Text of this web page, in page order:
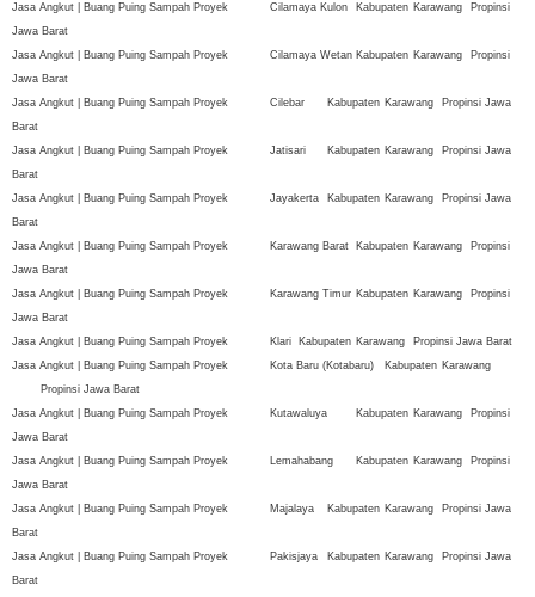
Jasa Angkut | Buang Puing Sampah Proyek
Cilamaya Kulon Kabupaten Karawang
Propinsi
Jawa Barat
Jasa Angkut | Buang Puing Sampah Proyek
Cilamaya Wetan Kabupaten Karawang
Propinsi
Jawa Barat
Jasa Angkut | Buang Puing Sampah Proyek
Cilebar Kabupaten Karawang
Propinsi Jawa
Barat
Jasa Angkut | Buang Puing Sampah Proyek
Jatisari Kabupaten Karawang
Propinsi Jawa
Barat
Jasa Angkut | Buang Puing Sampah Proyek
Jayakerta Kabupaten Karawang
Propinsi Jawa
Barat
Jasa Angkut | Buang Puing Sampah Proyek
Karawang Barat Kabupaten Karawang
Propinsi
Jawa Barat
Jasa Angkut | Buang Puing Sampah Proyek
Karawang Timur Kabupaten Karawang
Propinsi
Jawa Barat
Jasa Angkut | Buang Puing Sampah Proyek
Klari Kabupaten Karawang
Propinsi Jawa Barat
Jasa Angkut | Buang Puing Sampah Proyek
Kota Baru (Kotabaru) Kabupaten Karawang
Propinsi Jawa Barat
Jasa Angkut | Buang Puing Sampah Proyek
Kutawaluya Kabupaten Karawang
Propinsi
Jawa Barat
Jasa Angkut | Buang Puing Sampah Proyek
Lemahabang Kabupaten Karawang
Propinsi
Jawa Barat
Jasa Angkut | Buang Puing Sampah Proyek
Majalaya Kabupaten Karawang
Propinsi Jawa
Barat
Jasa Angkut | Buang Puing Sampah Proyek
Pakisjaya Kabupaten Karawang
Propinsi Jawa
Barat